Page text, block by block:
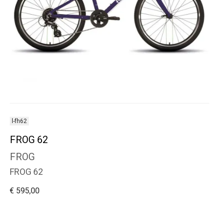
l-fh62
FROG 62
FROG
FROG 62
€ 595,00